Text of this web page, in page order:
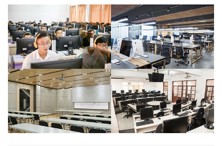
Theo dõi báo trên
Hotline
0906 645 777
Liên hệ quảng cáo
0908 780 404
Đặt báo Quảng cáo RSS Tòa soạn Chính sách bảo
Tổng biên tập: Nguyễn Ngọc Toàn